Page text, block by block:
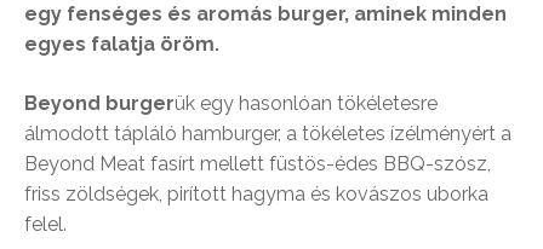
egy fenséges és aromás burger, aminek minden
egyes falatja öröm.
Beyond burgerük egy hasonlóan tökéletesre
álmodott tápláló hamburger, a tökéletes ízélményért a
Beyond Meat fasírt mellett füstös-édes BBQ-szósz,
friss zöldségek, pirított hagyma és kovászos uborka
felel.